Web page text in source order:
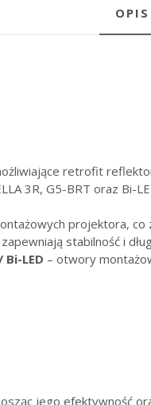
OPIS
retrofit
3R, G5-BRT oraz Bi-
projektora,
stabilność i
Bi-LED – otwory
jego efektywność